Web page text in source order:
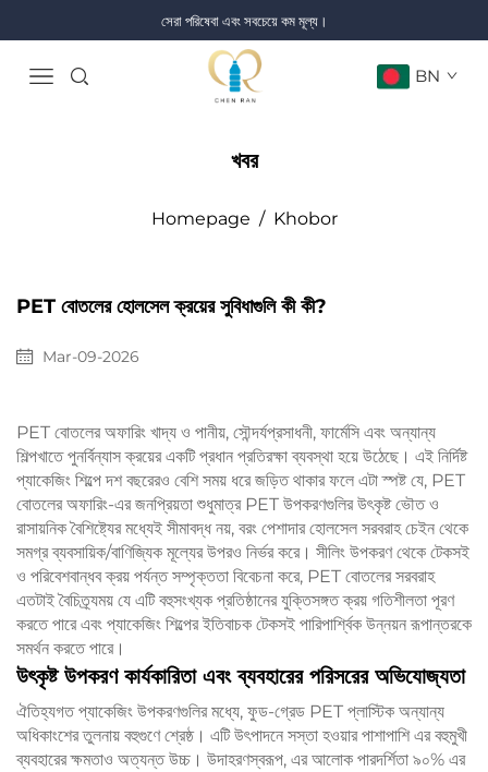
সেরা পরিষেবা এবং সবচেয়ে কম মূল্য।
BN
Homepage / Khobor
খবর
PET বোতলের হোলসেল ক্রয়ের সুবিধাগুলি কী কী?
Mar-09-2026
PET বোতলের অফারিং খাদ্য ও পানীয়, সৌন্দর্যপ্রসাধনী, ফার্মেসি এবং অন্যান্য
শিল্পখাতে পুনর্বিন্যাস ক্রয়ের একটি প্রধান প্রতিরক্ষা ব্যবস্থা হয়ে উঠেছে। এই নির্দিষ্ট
প্যাকেজিং শিল্পে দশ বছরেরও বেশি সময় ধরে জড়িত থাকার ফলে এটা স্পষ্ট যে, PET
বোতলের অফারিং-এর জনপ্রিয়তা শুধুমাত্র PET উপকরণগুলির উৎকৃষ্ট ভৌত ও
রাসায়নিক বৈশিষ্ট্যের মধ্যেই সীমাবদ্ধ নয়, বরং পেশাদার হোলসেল সরবরাহ চেইন থেকে
সমগ্র ব্যবসায়িক/বাণিজ্যিক মূল্যের উপরও নির্ভর করে। সীলিং উপকরণ থেকে টেকসই
ও পরিবেশবান্ধব ক্রয় পর্যন্ত সম্পৃক্ততা বিবেচনা করে, PET বোতলের সরবরাহ
এতটাই বৈচিত্র্যময় যে এটি বহুসংখ্যক প্রতিষ্ঠানের যুক্তিসঙ্গত ক্রয় গতিশীলতা পূরণ
করতে পারে এবং প্যাকেজিং শিল্পের ইতিবাচক টেকসই পারিপার্শ্বিক উন্নয়ন রূপান্তরকে
সমর্থন করতে পারে।
উৎকৃষ্ট উপকরণ কার্যকারিতা এবং ব্যবহারের পরিসরের অভিযোজ্যতা
ঐতিহ্যগত প্যাকেজিং উপকরণগুলির মধ্যে, ফুড-গ্রেড PET প্লাস্টিক অন্যান্য
অধিকাংশের তুলনায় বহুগুণে শ্রেষ্ঠ। এটি উৎপাদনে সস্তা হওয়ার পাশাপাশি এর বহুমুখী
ব্যবহারের ক্ষমতাও অত্যন্ত উচ্চ। উদাহরণস্বরূপ, এর আলোক পারদর্শিতা ৯০% এর